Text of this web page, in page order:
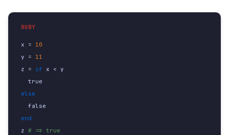
x =
10
y
=
11
z
= if x < y
true
else
false
end
z # => true